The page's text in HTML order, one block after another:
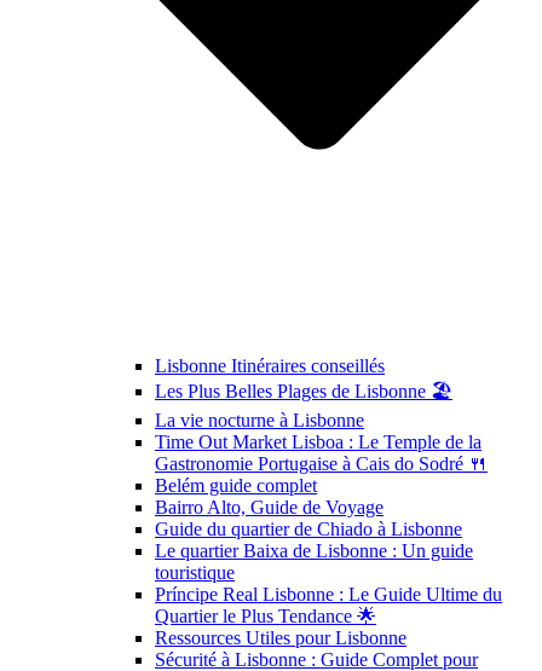
Lisbonne Itinéraires conseillés
Les Plus Belles Plages de Lisbonne 🏖️
La vie nocturne à Lisbonne
Time Out Market Lisboa : Le Temple de la
Gastronomie Portugaise à Cais do Sodré 🍴
Belém guide complet
Bairro Alto, Guide de Voyage
Guide du quartier de Chiado à Lisbonne
Le quartier Baixa de Lisbonne : Un guide
touristique
Príncipe Real Lisbonne : Le Guide Ultime du
Quartier le Plus Tendance 🌟
Ressources Utiles pour Lisbonne
Sécurité à Lisbonne : Guide Complet pour